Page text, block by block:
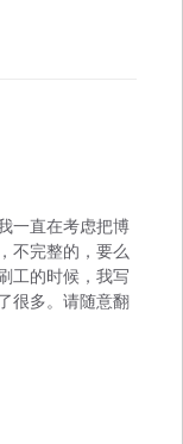
一直在考虑把博
不完整的，要么
工的时候，我写
很多。请随意翻